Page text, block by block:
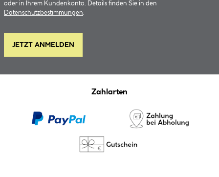
oder in Ihrem Kundenkonto. Details finden Sie in den
Datenschutzbestimmungen.
JETZT ANMELDEN
Zahlarten